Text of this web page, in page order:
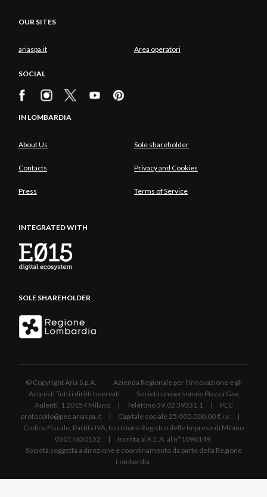
OUR SITES
ariaspa.it Area operatori
SOCIAL
IN LOMBARDIA
About Us Sole shareholder
Contacts Privacy and Cookies
Press Terms of Service
INTEGRATED WITH
SOLE SHAREHOLDER
© Copyright Aria S.p.A. - Azienda Regionale per l'Innovazione e gli
Acquisti Tutti i diritti riservati - Società unipersonale Piazza Gae
Aulenti, 1 20154 Milano | Telefono 39.02 39331.1 | PEC
protocollo@pec.ariaspa.it | Capitale sociale 25.000.000,00 € i.v. |
Codice Fiscale, Partita IVA, Iscrizione Registro delle Imprese di Milano
05017630152 | Iscritta al R.E.A. al n°1096149.
Società soggetta a direzione e coordinamento da parte della Regione
Lombardia.